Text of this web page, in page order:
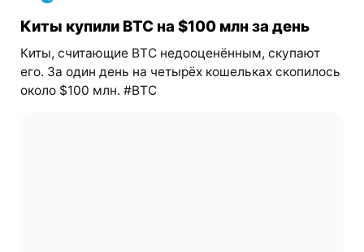
Киты купили BTC на $100 млн за день
Киты, считающие BTC недооценённым, скупают
его. За один день на четырёх кошельках скопилось
около $100 млн. #BTC